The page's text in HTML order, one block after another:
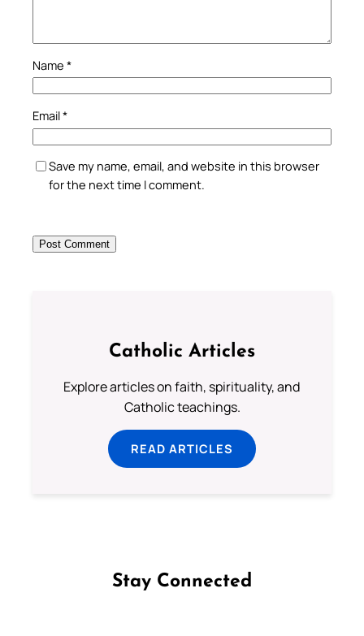
Name *
Email*
Save my name, email, and website in this browser
for the next time I comment.
Catholic Articles
Explore articles on faith, spirituality, and
Catholic teachings.
READ ARTICLES
Stay Connected